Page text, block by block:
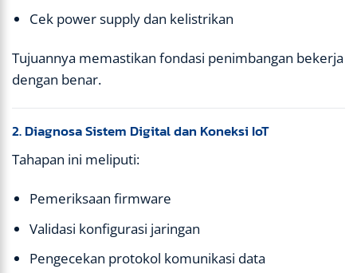
Cek power supply dan kelistrikan
Tujuannya memastikan fondasi penimbangan bekerja
dengan benar.
2. Diagnosa Sistem Digital dan Koneksi IoT
Tahapan ini meliputi:
Pemeriksaan firmware
Validasi konfigurasi jaringan
Pengecekan protokol komunikasi data